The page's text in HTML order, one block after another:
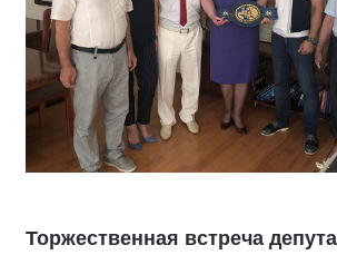
Торжественная встреча